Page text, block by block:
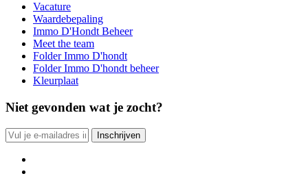
Vacature
Waardebepaling
Immo D'Hondt Beheer
Meet the team
Folder Immo D'hondt
Folder Immo D'hondt beheer
Kleurplaat
Niet gevonden wat je zocht?